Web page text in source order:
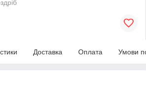
Доставка Оплата Умови